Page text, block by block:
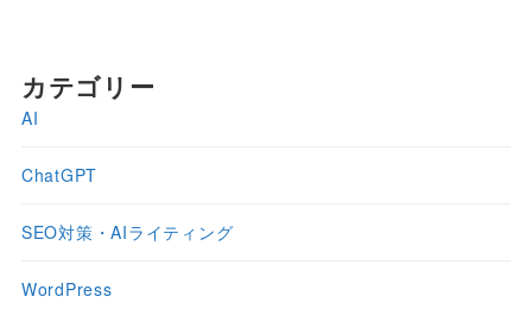
カテゴリー
AI
ChatGPT
SEO対策・AIライティング
WordPress